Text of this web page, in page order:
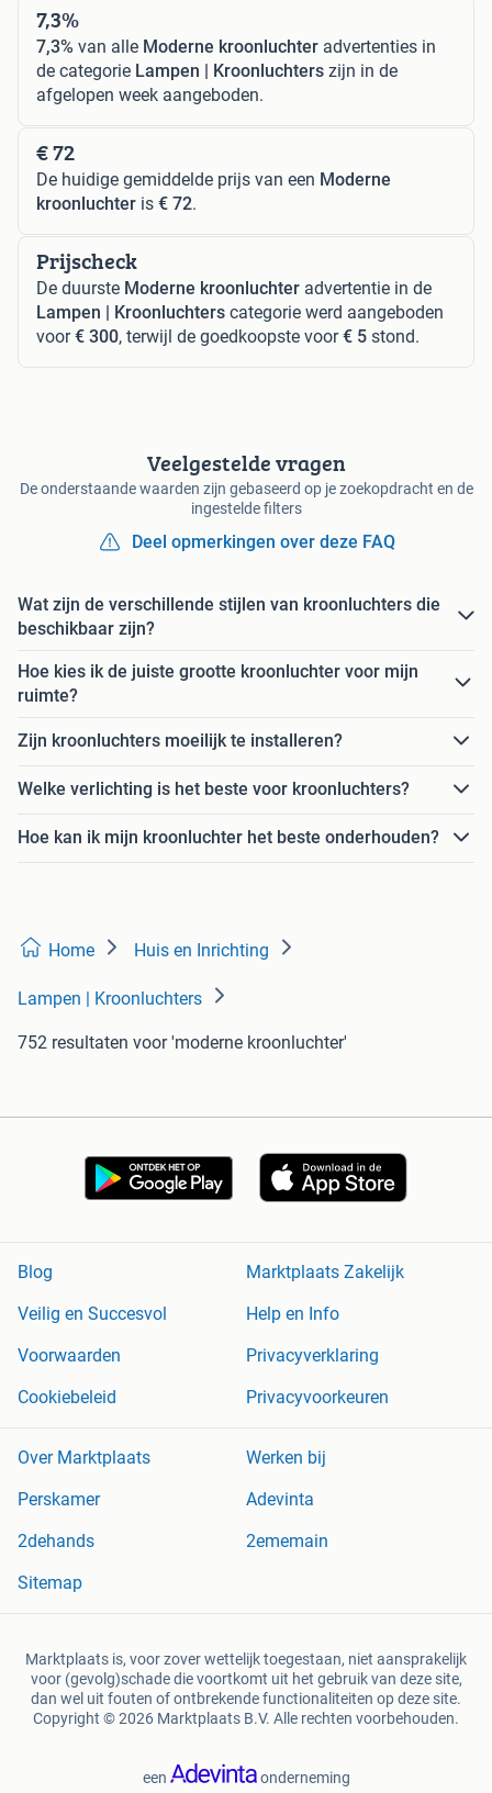
7,3%
7,3% van alle Moderne kroonluchter advertenties in
de categorie Lampen | Kroonluchters zijn in de
afgelopen week aangeboden.
€ 72
De huidige gemiddelde prijs van een Moderne
kroonluchter is € 72.
Prijscheck
De duurste Moderne kroonluchter advertentie in de
Lampen | Kroonluchters categorie werd aangeboden
voor€ 300, terwijl de goedkoopste voor€ 5 stond.
Veelgestelde vragen
De onderstaande waarden zijn gebaseerd op je zoekopdracht en de
ingestelde filters
Deel opmerkingen over deze FAQ
Wat zijn de verschillende stijlen van kroonluchters die
beschikbaar zijn?
Hoe kies ik de juiste grootte kroonluchter voor mijn
ruimte?
Zijn kroonluchters moeilijk te installeren?
Welke verlichting is het beste voor kroonluchters?
Hoe kan ik mijn kroonluchter het beste onderhouden?
Home Huis en Inrichting
Lampen | Kroonluchters
752 resultaten voor 'moderne kroonluchter'
Blog
Marktplaats Zakelijk
Veilig en Succesvol
Help en Info
Voorwaarden
Privacyverklaring
Cookiebeleid
Privacyvoorkeuren
Over Marktplaats
Werken bij
Perskamer
Adevinta
2dehands
2ememain
Sitemap
Marktplaats is, voor zover wettelijk toegestaan, niet aansprakelijk
voor (gevolg)schade die voortkomt uit het gebruik van deze site,
dan wel uit fouten of ontbrekende functionaliteiten op deze site.
Copyright © 2026 Marktplaats B.V. Alle rechten voorbehouden.
een onderneming